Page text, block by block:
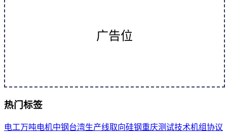
广告位
热门标签
电工万吨电机中钢台湾生产线取向硅钢重庆测试技术机组协议